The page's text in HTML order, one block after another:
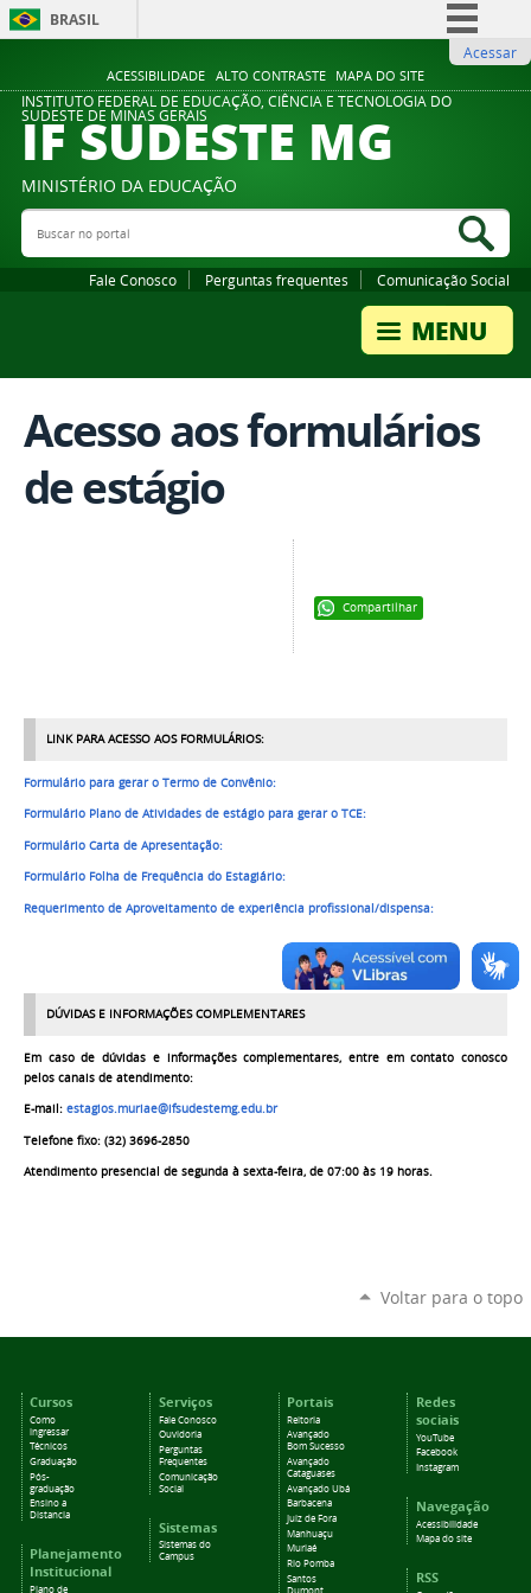
ACESSIBILIDADE ALTO CONTRASTE MAPA DO SITE
BRASIL
Comunica BR
Participe
Legislação
Acessar
INSTITUTO FEDERAL DE EDUCAÇÃO, CIÊNCIA E TECNOLOGIA DO
SUDESTE DE MINAS GERAIS
IF SUDESTE MG
MINISTÉRIO DA EDUCAÇÃO
Buscar no portal
Fale Conosco Perguntas frequentes Comunicação Social
Acesso aos formulários
de estágio
Compartilhar
LINK PARA ACESSO AOS FORMULÁRIOS:
Formulário para gerar o Termo de Convênio:
Formulário Plano de Atividades de estágio para gerar o TCE:
Formulário Carta de Apresentação:
Formulário Folha de Frequência do Estagiário:
Requerimento de Aproveitamento de experiência profissional/dispensa:
DÚVIDAS E INFORMAÇÕES COMPLEMENTARES
Em caso de dúvidas e informações complementares, entre em contato conosco
pelos canais de atendimento:
E-mail: estagios.muriae@ifsudestemg.edu.br
Telefone fixo: (32) 3696-2850
Atendimento presencial de segunda à sexta-feira, de 07:00 às 19 horas.
Voltar para o topo
Cursos
Como
ingressar
Técnicos
Graduação
Pós-
graduação
Ensino a
Distancia
Planejamento
Institucional
Plano de
Serviços
Fale Conosco
Ouvidoria
Perguntas
Frequentes
Comunicação
Social
Sistemas
Sistemas do
Campus
Portais
Reitoria
Avançado
Bom Sucesso
Avançado
Cataguases
Avançado Ubá
Barbacena
Juiz de Fora
Manhuaçu
Muriaé
Rio Pomba
Santos
Dumont
Redes
sociais
YouTube
Facebook
Instagram
Navegação
Acessibilidade
Mapa do site
RSS